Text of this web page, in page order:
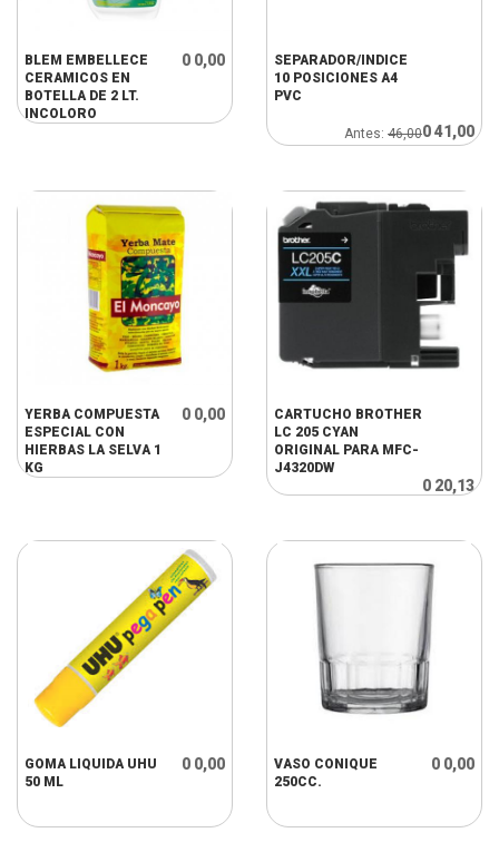
BLEM EMBELLECE
CERAMICOS EN
BOTELLA DE 2 LT.
INCOLORO
0 0,00
SEPARADOR/INDICE
10 POSICIONES A4
PVC
0 41,00
Antes: 46,00
YERBA COMPUESTA
ESPECIAL CON
HIERBAS LA SELVA 1
KG
0 0,00
CARTUCHO BROTHER
LC 205 CYAN
ORIGINAL PARA MFC-
J4320DW
0 20,13
GOMA LIQUIDA UHU
50 ML
0 0,00
VASO CONIQUE
250CC.
0 0,00